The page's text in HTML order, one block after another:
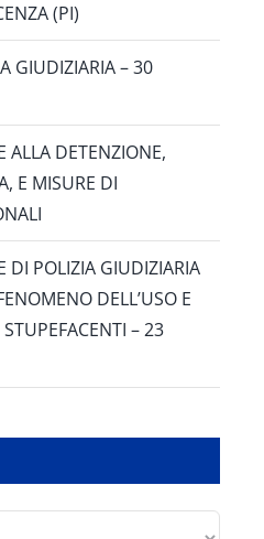
(PI)
GIUDIZIARIA – 30
ALLA DETENZIONE,
E MISURE DI
DI POLIZIA GIUDIZIARIA
DELL’USO E
– 23